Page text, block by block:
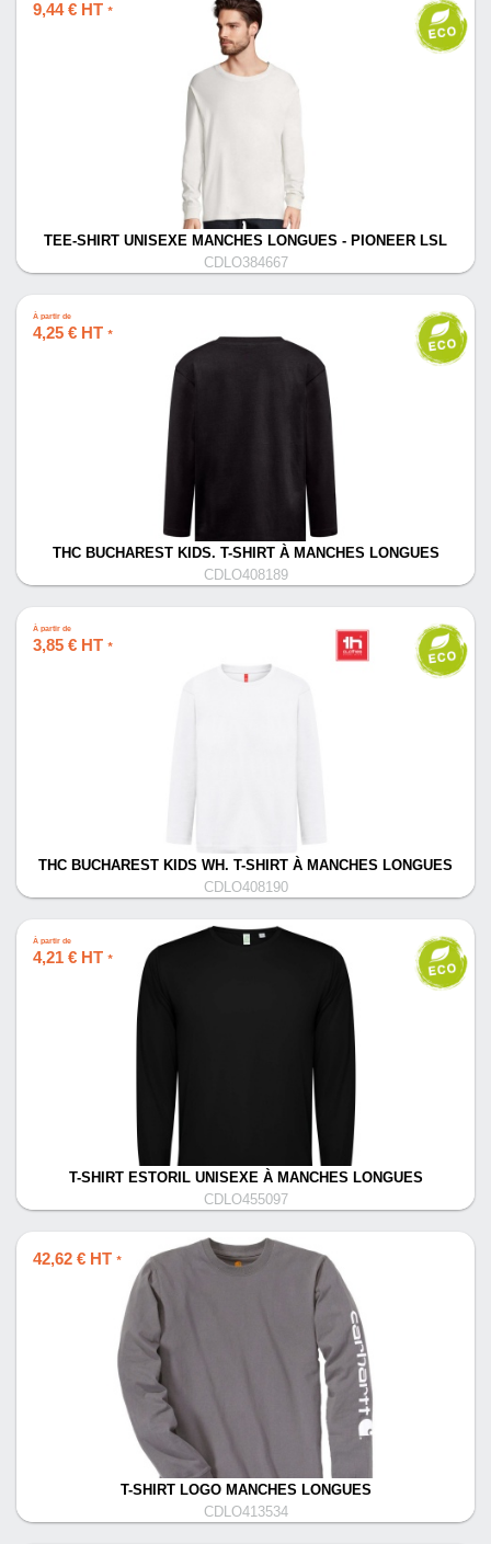
9,44 € HT *
TEE-SHIRT UNISEXE MANCHES LONGUES - PIONEER LSL
CDLO384667
À partir de
4,25 € HT *
THC BUCHAREST KIDS. T-SHIRT À MANCHES LONGUES
CDLO408189
À partir de
3,85 € HT *
THC BUCHAREST KIDS WH. T-SHIRT À MANCHES LONGUES
CDLO408190
À partir de
4,21 € HT *
T-SHIRT ESTORIL UNISEXE À MANCHES LONGUES
CDLO455097
42,62 € HT *
T-SHIRT LOGO MANCHES LONGUES
CDLO413534